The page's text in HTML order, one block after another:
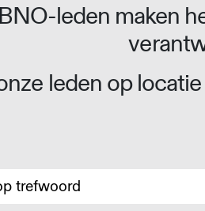
BNO-leden maken
leden op